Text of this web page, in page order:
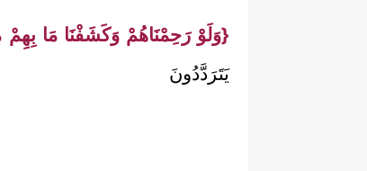
{وَلَوْ رَحِمْنَاهُمْ وَكَشَفْنَا مَا
يَتَرَدَّدُونَ